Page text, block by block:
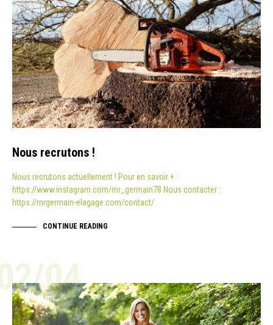
Nous recrutons !
Nous recrutons actuellement ! Pour en savoir + :
https://www.instagram.com/mr_germain78 Nous contacter :
https://mrgermain-elagage.com/contact/
CONTINUE READING
04
ACTUALITÉ